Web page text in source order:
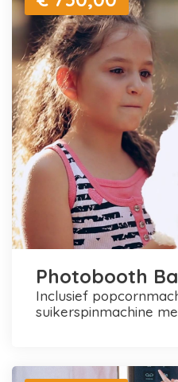
Photobooth
inclusief popcornmachine en
suikerspinmachine